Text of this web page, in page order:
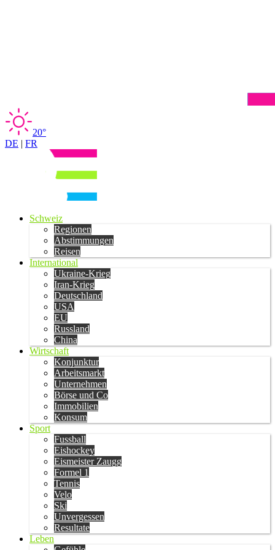
20°
DE | FR
Schweiz
Regionen
Abstimmungen
Reisen
International
Ukraine-Krieg
Iran-Krieg
Deutschland
USA
EU
Russland
China
Wirtschaft
Konjunktur
Arbeitsmarkt
Unternehmen
Börse und Co
Immobilien
Konsum
Sport
Fussball
Eishockey
Eismeister Zaugg
Formel 1
Tennis
Velo
Ski
Unvergessen
Resultate
Leben